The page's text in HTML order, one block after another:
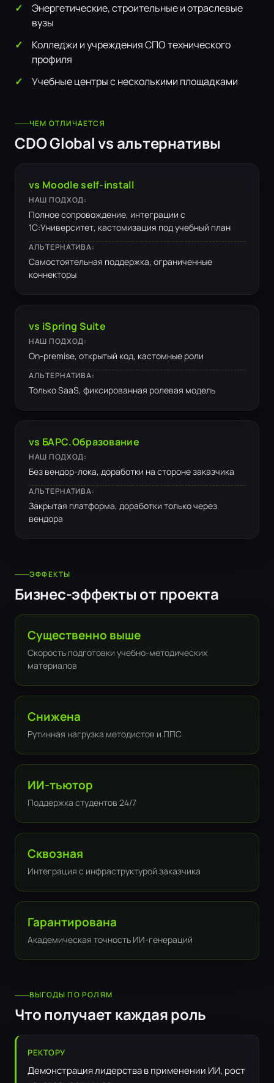
Энергетические, строительные и отраслевые
вузы
Колледжи и учреждения СПО технического
профиля
Учебные центры с несколькими площадками
ЧЕМ ОТЛИЧАЕТСЯ
CDO Global vs альтернативы
vs Moodle self-install
НАШ ПОДХОД:
Полное сопровождение, интеграции с
1С:Университет, кастомизация под учебный план
АЛЬТЕРНАТИВА:
Самостоятельная поддержка, ограниченные
коннекторы
vs iSpring Suite
НАШ ПОДХОД:
On-premise, открытый код, кастомные роли
АЛЬТЕРНАТИВА:
Только SaaS, фиксированная ролевая модель
vs БАРС.Образование
НАШ ПОДХОД:
Без вендор-лока, доработки на стороне заказчика
АЛЬТЕРНАТИВА:
Закрытая платформа, доработки только через
вендора
ЭФФЕКТЫ
Бизнес-эффекты от проекта
Существенно выше
Скорость подготовки учебно-методических
материалов
Снижена
Рутинная нагрузка методистов и ППС
ИИ-тьютор
Поддержка студентов 24/7
Сквозная
Интеграция с инфраструктурой заказчика
Гарантирована
Академическая точность ИИ-генераций
ВЫГОДЫ ПО РОЛЯМ
Что получает каждая роль
РЕКТОРУ
Демонстрация лидерства в применении ИИ, рост